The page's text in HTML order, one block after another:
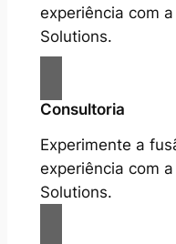
experiência com
Solutions.
Consultoria
Experimente a
experiência com
Solutions.